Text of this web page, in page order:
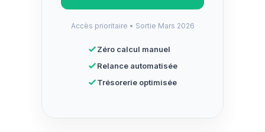
Accès prioritaire • Sortie Mars 2026
Zéro calcul manuel
Relance automatisée
Trésorerie optimisée